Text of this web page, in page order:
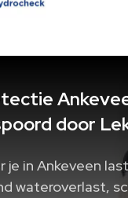
door
je in Ankeveen
wateroverlast,